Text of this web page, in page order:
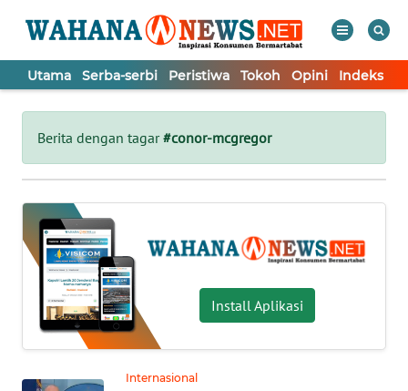
Utama Serba-serbi Peristiwa Tokoh Opini Indeks
Berita dengan tagar#conor-mcgregor
Install Aplikasi
Internasional
Tutup
UTAMA
SERBA-
SERBI
PERISTIWA
TOKOH